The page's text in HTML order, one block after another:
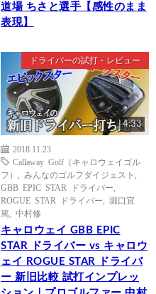
道場 ちさと選手【感性のまま
表現】
ドライバーの試打・レビュー
4:33
2018.11.23
Callaway Golf（キャロウェイゴル
フ）
みんなのゴルフダイジェスト
GBB EPIC STAR ドライバー
ROGUE STAR ドライバー
堀口宜
篤
中村修
キャロウェイ GBB EPIC
STAR ドライバー vs キャロウ
ェイ ROGUE STAR ドライバ
ー 新旧比較 試打インプレッ